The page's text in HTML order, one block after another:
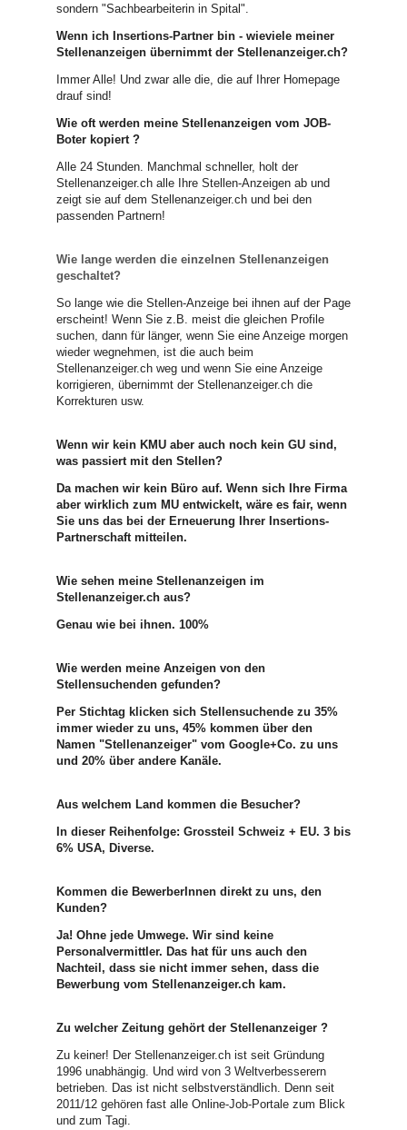
sondern "Sachbearbeiterin in Spital".
Wenn ich Insertions-Partner bin - wieviele meiner
Stellenanzeigen übernimmt der Stellenanzeiger.ch?
Immer Alle! Und zwar alle die, die auf Ihrer Homepage
drauf sind!
Wie oft werden meine Stellenanzeigen vom JOB-
Boter kopiert ?
Alle 24 Stunden. Manchmal schneller, holt der
Stellenanzeiger.ch alle Ihre Stellen-Anzeigen ab und
zeigt sie auf dem Stellenanzeiger.ch und bei den
passenden Partnern!
Wie lange werden die einzelnen Stellenanzeigen
geschaltet?
So lange wie die Stellen-Anzeige bei ihnen auf der Page
erscheint! Wenn Sie z.B. meist die gleichen Profile
suchen, dann für länger, wenn Sie eine Anzeige morgen
wieder wegnehmen, ist die auch beim
Stellenanzeiger.ch weg und wenn Sie eine Anzeige
korrigieren, übernimmt der Stellenanzeiger.ch die
Korrekturen usw.
Wenn wir kein KMU aber auch noch kein GU sind,
was passiert mit den Stellen?
Da machen wir kein Büro auf. Wenn sich Ihre Firma
aber wirklich zum MU entwickelt, wäre es fair, wenn
Sie uns das bei der Erneuerung Ihrer Insertions-
Partnerschaft mitteilen.
Wie sehen meine Stellenanzeigen im
Stellenanzeiger.ch aus?
Genau wie bei ihnen. 100%
Wie werden meine Anzeigen von den
Stellensuchenden gefunden?
Per Stichtag klicken sich Stellensuchende zu 35%
immer wieder zu uns, 45% kommen über den
Namen "Stellenanzeiger" vom Google+Co. zu uns
und 20% über andere Kanäle.
Aus welchem Land kommen die Besucher?
In dieser Reihenfolge: Grossteil Schweiz + EU. 3 bis
6% USA, Diverse.
Kommen die BewerberInnen direkt zu uns, den
Kunden?
Ja! Ohne jede Umwege. Wir sind keine
Personalvermittler. Das hat für uns auch den
Nachteil, dass sie nicht immer sehen, dass die
Bewerbung vom Stellenanzeiger.ch kam.
Zu welcher Zeitung gehört der Stellenanzeiger ?
Zu keiner! Der Stellenanzeiger.ch ist seit Gründung
1996 unabhängig. Und wird von 3 Weltverbesserern
betrieben. Das ist nicht selbstverständlich. Denn seit
2011/12 gehören fast alle Online-Job-Portale zum Blick
und zum Tagi.